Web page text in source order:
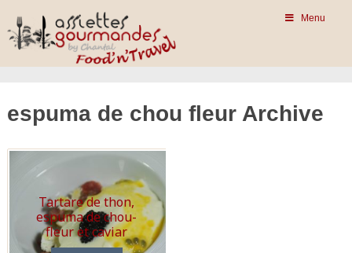
Menu
espuma de chou fleur Archive
Tartare de thon,
espuma de chou-
fleur et caviar